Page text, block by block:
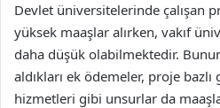
Devlet üniversitelerinde çalışan
yüksek maaşlar alırken, vakıf
daha düşük olabilmektedir.
aldıkları ek ödemeler, proje bazlı
hizmetleri gibi unsurlar da